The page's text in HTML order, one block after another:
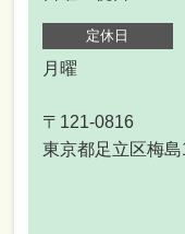
定休日
月曜
〒121-0816
東京都足立区梅